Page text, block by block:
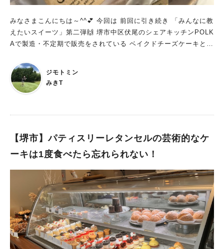
みなさまこんにちは～^^💕 今回は 前回に引き続き 「みんなに教
えたいスイーツ」第二弾🙌 堺市中区伏尾のシェアキッチンPOLK
Aで製造・不定期で販売をされている ベイクドチーズケーキと焼
らのベイクドチーズケーキ、 しっとり濃厚、且つ「量」がちょ
うどいいのです✨ チーズケーキって 食べ進んだら「重っ…もう
いらない...」ってなった経験はないですか(〃艸〃) こちらのチー
ジモトミン
みきT
【堺市】パティスリーレタンセルの芸術的なケ
ーキは1度食べたら忘れられない！